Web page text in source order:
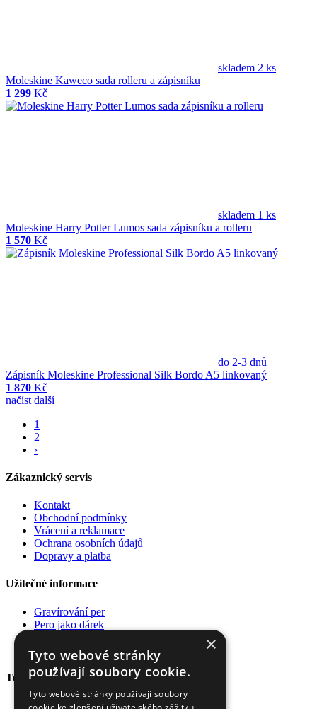
skladem 2 ks
Moleskine Kaweco sada rolleru a zápisníku
1 299 Kč
skladem 1 ks
Moleskine Harry Potter Lumos sada zápisníku a rolleru
1 570 Kč
do 2-3 dnů
Zápisník Moleskine Professional Silk Bordo A5 linkovaný
1 870 Kč
načíst další
1
2
›
Zákaznický servis
Kontakt
Obchodní podmínky
Vrácení a reklamace
Ochrana osobních údajů
Dopravy a platba
Užitečné informace
Gravírování per
Pero jako dárek
Pro firmy
Top kategorie
Plnící pera
×
Tyto webové stránky
používají soubory cookie.
Tyto webové stránky používají soubory